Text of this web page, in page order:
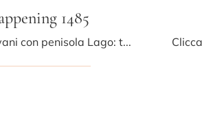
1485
Salotti e divani con penisola Lago: ti offriamo il modello Happening 1485 in tessuto per arricchire la zona giorno.